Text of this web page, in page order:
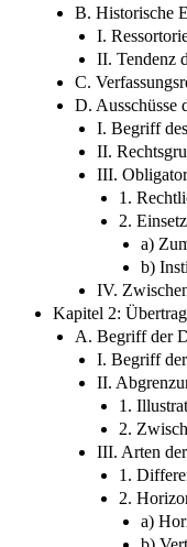
B. Historische
I.
II. Tendenz
C.
D. Ausschüsse
I. Begriff
II.
III.
1.
2.
a)
b)
IV.
Kapitel 2:
A. Begriff der
I. Begriff
II.
1.
2.
III. Arten
1.
2.
a)